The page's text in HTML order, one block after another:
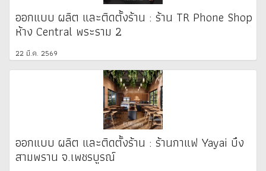
ออกแบบ ผลิต และติดตั้งร้าน : ร้าน TR Phone Shop
ห้าง Central พระราม 2
22 มี.ค. 2569
ออกแบบ ผลิต และติดตั้งร้าน : ร้านกาแฟ Yayai บึง
สามพราน จ.เพชรบูรณ์